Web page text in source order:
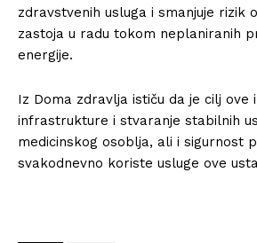
zdravstvenih usluga i smanjuje rizik
zastoja u radu tokom neplaniranih
energije.
Iz Doma zdravlja ističu da je cilj ove
infrastrukture i stvaranje stabilnih
medicinskog osoblja, ali i sigurnost
svakodnevno koriste usluge ove